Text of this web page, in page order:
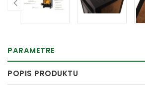
PARAMETRE
POPIS PRODUKTU